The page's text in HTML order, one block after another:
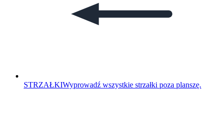
STRZAŁKIWyprowadź wszystkie strzałki poza planszę.